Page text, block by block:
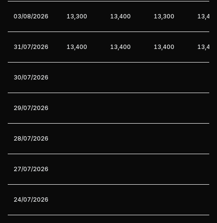
03/08/2026 13,300 13,400 13,300
31/07/2026 13,400 13,400 13,400
30/07/2026
29/07/2026
28/07/2026
27/07/2026
24/07/2026